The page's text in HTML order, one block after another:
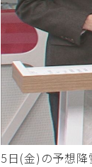
5日(金)の予想降